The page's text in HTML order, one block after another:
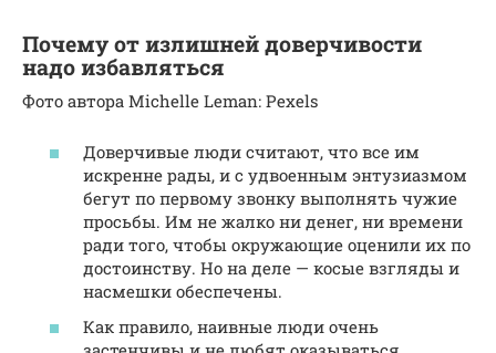
Почему от излишней доверчивости
надо избавляться
Фото автора Michelle Leman: Pexels
Доверчивые люди считают, что все им
искренне рады, и с удвоенным энтузиазмом
бегут по первому звонку выполнять чужие
просьбы. Им не жалко ни денег, ни времени
ради того, чтобы окружающие оценили их по
достоинству. Но на деле — косые взгляды и
насмешки обеспечены.
Как правило, наивные люди очень